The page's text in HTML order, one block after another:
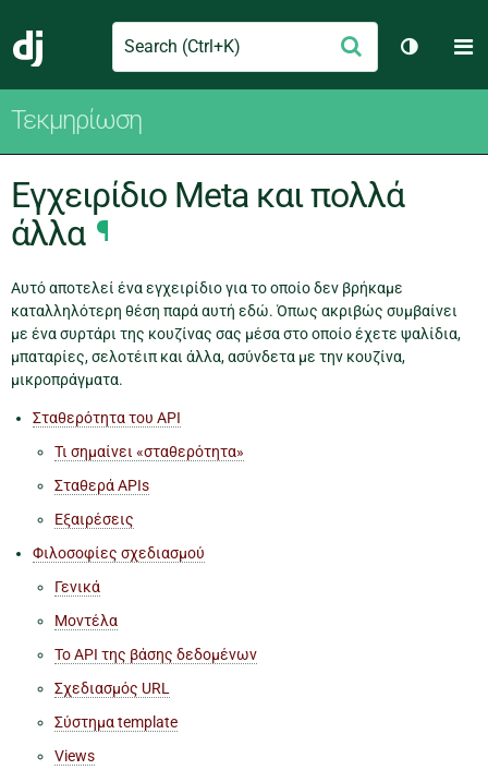
Django
Search Υποβολή
Toggle
Τεκμηρίωση
Εγχειρίδιο Meta και πολλά
άλλα ¶
Αυτό αποτελεί ένα εγχειρίδιο για το οποίο δεν βρήκαμε
καταλληλότερη θέση παρά αυτή εδώ. Όπως ακριβώς συμβαίνει
με ένα συρτάρι της κουζίνας σας μέσα στο οποίο έχετε ψαλίδια,
μπαταρίες, σελοτέιπ και άλλα, ασύνδετα με την κουζίνα,
μικροπράγματα.
Σταθερότητα του API
Τι σημαίνει «σταθερότητα»
Σταθερά APIs
Εξαιρέσεις
Φιλοσοφίες σχεδιασμού
Γενικά
Μοντέλα
Το API της βάσης δεδομένων
Σχεδιασμός URL
Σύστημα template
Views